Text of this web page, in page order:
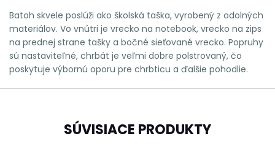
Batoh skvele poslúži ako školská taška, vyrobený z odolných
materiálov. Vo vnútri je vrecko na notebook, vrecko na zips
na prednej strane tašky a bočné sieťované vrecko. Popruhy
sú nastaviteľné, chrbát je veľmi dobre polstrovaný, čo
poskytuje výbornú oporu pre chrbticu a ďalšie pohodlie.
SÚVISIACE PRODUKTY